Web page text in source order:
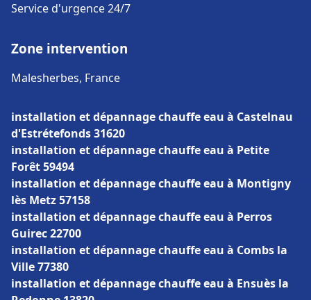
Service d'urgence 24/7
Zone intervention
Malesherbes, France
installation et dépannage chauffe eau à Castelnau
d'Estrétefonds 31620
installation et dépannage chauffe eau à Petite
Forêt 59494
installation et dépannage chauffe eau à Montigny
lès Metz 57158
installation et dépannage chauffe eau à Perros
Guirec 22700
installation et dépannage chauffe eau à Combs la
Ville 77380
installation et dépannage chauffe eau à Ensuès la